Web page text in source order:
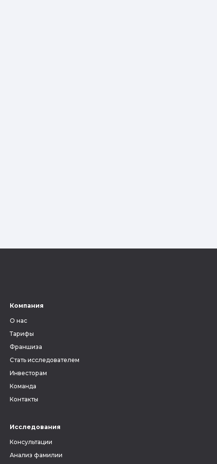
Компания
О нас
Тарифы
Франшиза
Стать исследователем
Инвесторам
Команда
Контакты
Исследования
Консультации
Анализ фамилии